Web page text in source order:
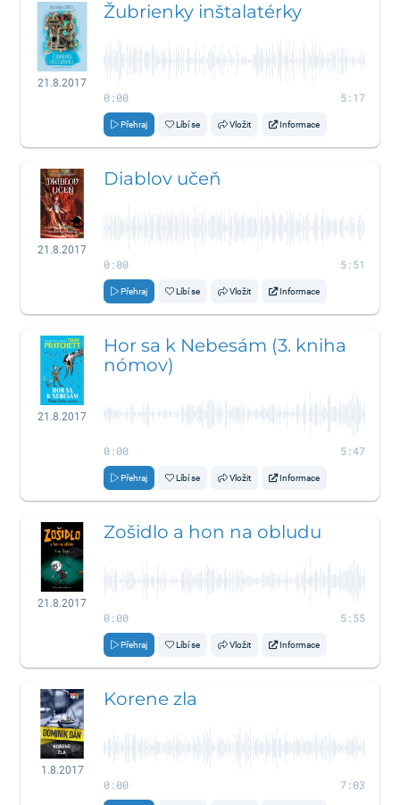
21.8.2017
Žubrienky inštalatérky
0:00 5:17
Přehraj Líbí se Vložit Informace
21.8.2017
Diablov učeň
0:00 5:51
Přehraj Líbí se Vložit Informace
21.8.2017
Hor sa k Nebesám (3. kniha
nómov)
0:00 5:47
Přehraj Líbí se Vložit Informace
21.8.2017
Zošidlo a hon na obludu
0:00 5:55
Přehraj Líbí se Vložit Informace
1.8.2017
Korene zla
0:00 7:03